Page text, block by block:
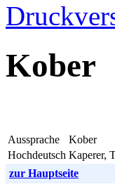
Kober
Aussprache
Kober
Hochdeutsch Kaperer,
zur Hauptseite